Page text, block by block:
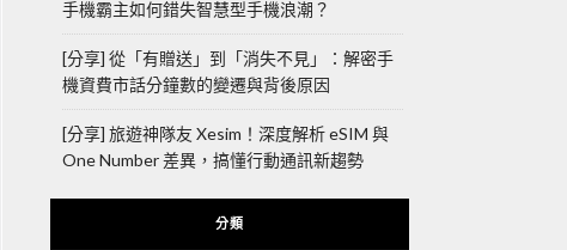
手機霸主如何錯失智慧型手機浪潮？
[分享] 從「有贈送」到「消失不見」：解密手
機資費市話分鐘數的變遷與背後原因
[分享] 旅遊神隊友 Xesim！深度解析 eSIM 與
One Number 差異，搞懂行動通訊新趨勢
分類